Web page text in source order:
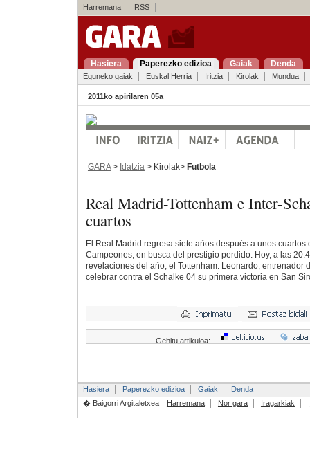
Harremana RSS
Hasiera Paperezko edizioa Gaiak Denda
Eguneko gaiak Euskal Herria Iritzia Kirolak Mundua
2011ko apirilaren 05a
GARA> Idatzia > Kirolak> Futbola
Real Madrid-Tottenham e Inter-
cuartos
El Real Madrid regresa siete años después a unos cuartos
Campeones, en busca del prestigio perdido. Hoy, a las
revelaciones del año, el Tottenham. Leonardo, entrenador
celebrar contra el Schalke 04 su primera victoria en San
Gehitu artikuloa:
Hasiera Paperezko edizioa Gaiak
Denda
� Baigorri Argitaletxea
Harremana Nor gara Iragarkiak